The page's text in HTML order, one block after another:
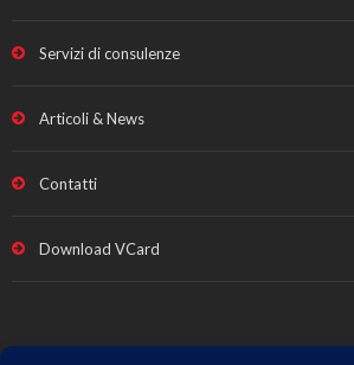
Servizi di consulenze
Articoli & News
Contatti
Download VCard